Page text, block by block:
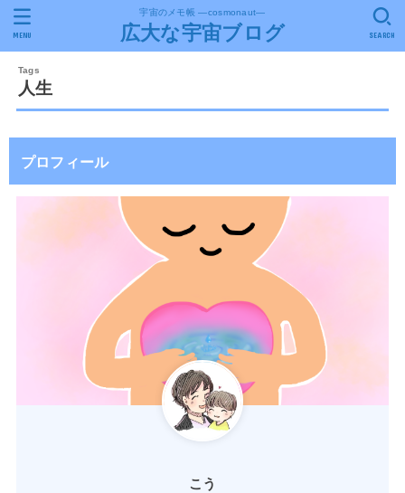
宇宙のメモ帳 ―cosmonaut―
広大な宇宙ブログ SEARCH
MENU
人生
プロフィール
こう